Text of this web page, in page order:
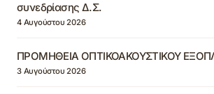
συνεδρίασης Δ.Σ.
4 Αυγούστου 2026
ΠΡΟΜΗΘΕΙΑ ΟΠΤΙΚΟΑΚΟΥΣΤΙΚΟΥ
3 Αυγούστου 2026